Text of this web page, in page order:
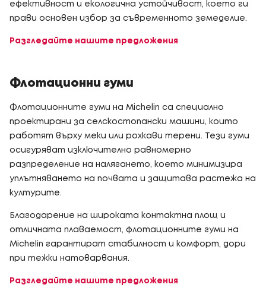
ефективност и екологична устойчивост, което ги
прави основен избор за съвременното земеделие.
Разгледайте нашите предложения
Флотационни гуми
Флотационните гуми на Michelin са специално
проектирани за селскостопански машини, които
работят върху меки или рохкави терени. Тези гуми
осигуряват изключително равномерно
разпределение на налягането, което минимизира
уплътняването на почвата и защитава растежа на
културите.
Благодарение на широката контактна площ и
отличната плаваемост, флотационните гуми на
Michelin гарантират стабилност и комфорт, дори
при тежки натоварвания.
Разгледайте нашите предложения